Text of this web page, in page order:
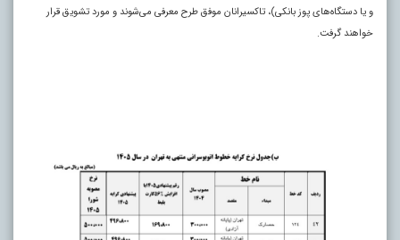
و یا دستگاه‌های پوز بانکی)، تاکسیرانان موفق طرح معرفی می‌شوند و مورد تشویق قرار
خواهند گرفت.